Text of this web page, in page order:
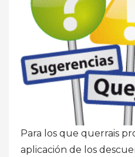
Para los que querrais
aplicación de los